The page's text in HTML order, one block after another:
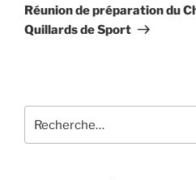
suivant
Réunion de préparation du
Quillards de Sport
pour